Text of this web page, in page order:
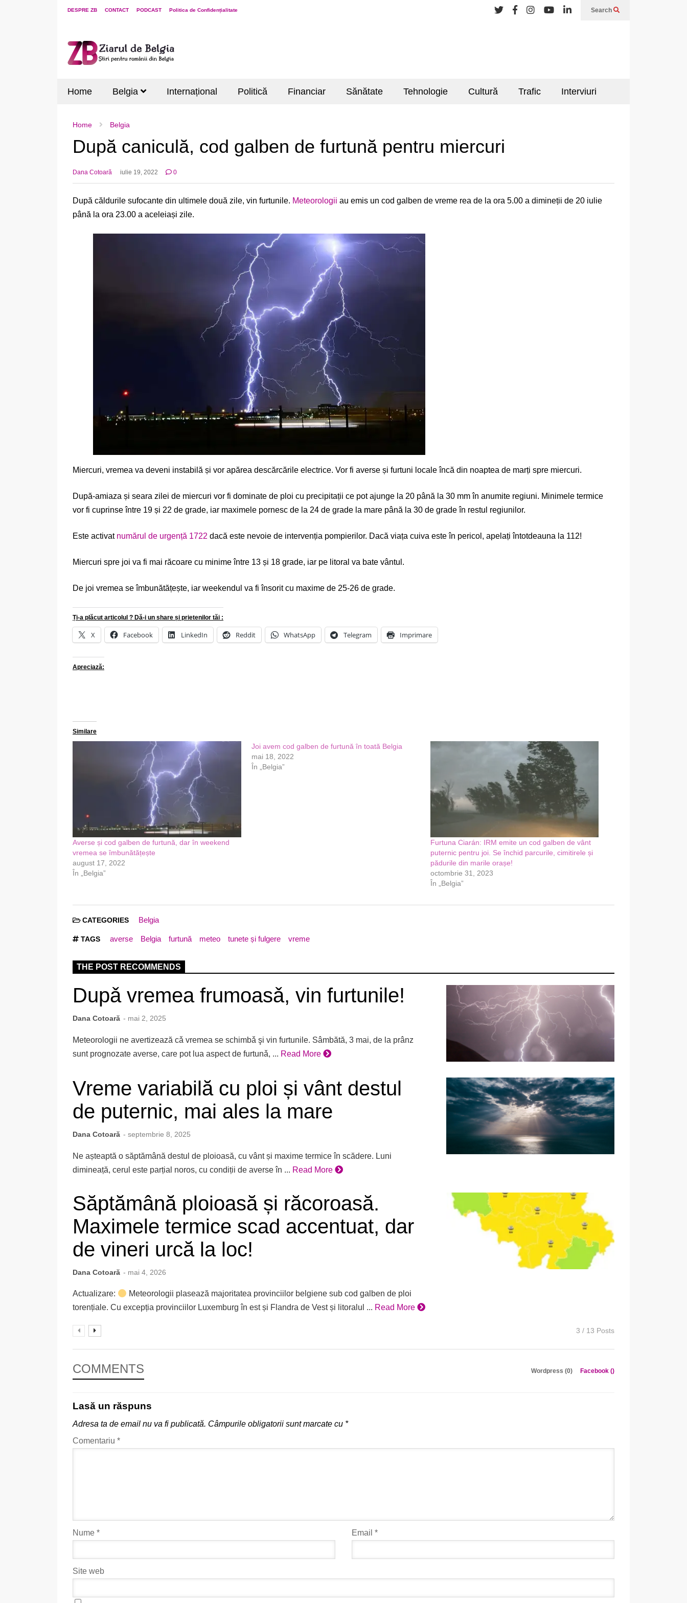
DESPRE ZB CONTACT PODCAST Politica de Confidențialitate Search
Home Belgia Internațional Politică Financiar Sănătate Tehnologie Cultură Trafic Interviuri
Home Belgia
După caniculă, cod galben de furtună pentru miercuri
Dana Cotoară iulie 19, 2022 0
După căldurile sufocante din ultimele două zile, vin furtunile. Meteorologii au emis un cod galben de vreme rea de la ora 5.00 a dimineții de 20 iulie
până la ora 23.00 a aceleiași zile.
Miercuri, vremea va deveni instabilă și vor apărea descărcările electrice. Vor fi averse și furtuni locale încă din noaptea de marți spre miercuri.
După-amiaza și seara zilei de miercuri vor fi dominate de ploi cu precipitații ce pot ajunge la 20 până la 30 mm în anumite regiuni. Minimele termice
vor fi cuprinse între 19 și 22 de grade, iar maximele pornesc de la 24 de grade la mare până la 30 de grade în restul regiunilor.
Este activat numărul de urgență 1722 dacă este nevoie de intervenția pompierilor. Dacă viața cuiva este în pericol, apelați întotdeauna la 112!
Miercuri spre joi va fi mai răcoare cu minime între 13 și 18 grade, iar pe litoral va bate vântul.
De joi vremea se îmbunătățește, iar weekendul va fi însorit cu maxime de 25-26 de grade.
Ți-a plăcut articolul ? Dă-i un share și prietenilor tăi :
X Facebook LinkedIn Reddit WhatsApp Telegram Imprimare
Apreciază:
Similare
Averse și cod galben de furtună, dar în weekend
vremea se îmbunătățește
august 17, 2022
În „Belgia”
Joi avem cod galben de furtună în toată Belgia
mai 18, 2022
În „Belgia”
Furtuna Ciarán: IRM emite un cod galben de vânt
puternic pentru joi. Se închid parcurile, cimitirele și
pădurile din marile orașe!
octombrie 31, 2023
În „Belgia”
CATEGORIES Belgia
TAGS averse Belgia furtună meteo tunete și fulgere vreme
THE POST RECOMMENDS
Dupǎ vremea frumoasǎ, vin furtunile!
Dana Cotoară - mai 2, 2025
Meteorologii ne avertizează cǎ vremea se schimbǎ şi vin furtunile. Sâmbătă, 3 mai, de la prânz
sunt prognozate averse, care pot lua aspect de furtunǎ, ... Read More
Vreme variabilă cu ploi și vânt destul
de puternic, mai ales la mare
Dana Cotoară - septembrie 8, 2025
Ne așteaptă o săptămână destul de ploioasă, cu vânt și maxime termice în scădere. Luni
dimineață, cerul este parțial noros, cu condiții de averse în ... Read More
Săptămână ploioasă și răcoroasă.
Maximele termice scad accentuat, dar
de vineri urcă la loc!
Dana Cotoară - mai 4, 2026
Actualizare:
Meteorologii plasează majoritatea provinciilor belgiene sub cod galben de ploi
torențiale. Cu excepția provinciilor Luxemburg în est și Flandra de Vest și litoralul ... Read More
3 / 13 Posts
COMMENTS Wordpress (0) Facebook ()
Lasă un răspuns
Adresa ta de email nu va fi publicată. Câmpurile obligatorii sunt marcate cu *
Comentariu *
Nume * Email *
Site web